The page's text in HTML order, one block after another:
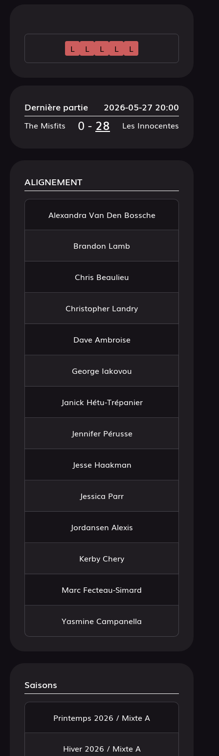
L L L L L
Dernière partie 2026-05-27 20:00
The Misfits 0 - 28 Les Innocentes
ALIGNEMENT
Alexandra Van Den Bossche
Brandon Lamb
Chris Beaulieu
Christopher Landry
Dave Ambroise
George Iakovou
Janick Hétu-Trépanier
Jennifer Pérusse
Jesse Haakman
Jessica Parr
Jordansen Alexis
Kerby Chery
Marc Fecteau-Simard
Yasmine Campanella
Saisons
Printemps 2026 / Mixte A
Hiver 2026 / Mixte A